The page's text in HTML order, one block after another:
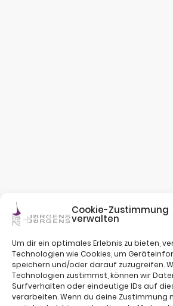
Cookie-Zustimmung
verwalten
Um dir ein optimales Erlebnis zu bieten,
Technologien wie Cookies, um
speichern und/oder darauf zuzugreifen.
Technologien zustimmst, können wir
Surfverhalten oder eindeutige IDs auf
verarbeiten. Wenn du deine Zustimmung